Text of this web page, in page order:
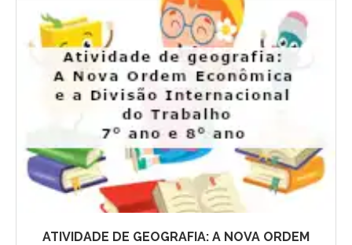
ATIVIDADE DE GEOGRAFIA: A NOVA ORDEM